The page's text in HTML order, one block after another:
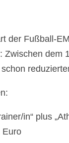
der Fußball-
Zwischen
in“ plus
Euro